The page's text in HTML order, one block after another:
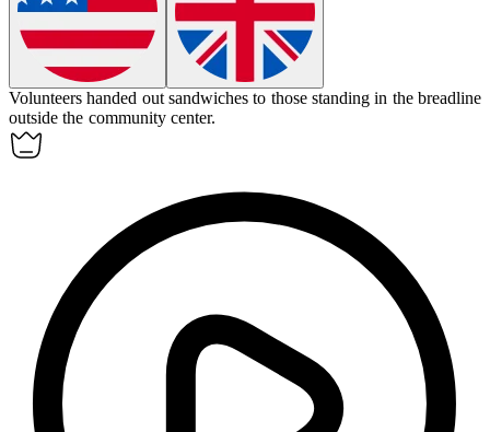
Volunteers handed out sandwiches to those standing in the breadline
outside the community center.